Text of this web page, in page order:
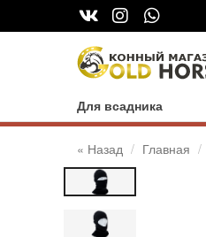
Для всадника
« Назад Главная